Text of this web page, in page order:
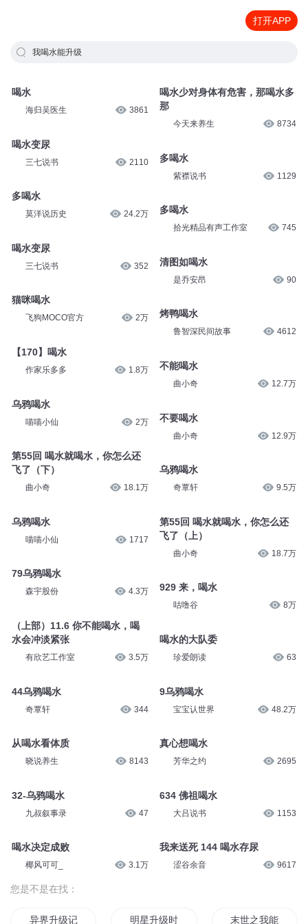
打开APP
我喝水能升级
喝水
海归吴医生 3861
喝水变尿
三七说书 2110
多喝水
莫洋说历史 24.2万
喝水变尿
三七说书 352
猫咪喝水
飞狗MOCO官方 2万
【170】喝水
作家乐多多 1.8万
乌鸦喝水
喵喵小仙 2万
第55回 喝水就喝水，你怎么还
飞了（下）
曲小奇 18.1万
乌鸦喝水
喵喵小仙 1717
79乌鸦喝水
森宇股份 4.3万
（上部）11.6 你不能喝水，喝
水会冲淡紧张
有欣艺工作室 3.5万
44乌鸦喝水
奇覃轩 344
从喝水看体质
晓说养生 8143
32-乌鸦喝水
九叔叙事录 47
喝水决定成败
椰风可可_ 3.1万
喝水少对身体有危害，那喝水多
那
今天来养生 8734
多喝水
紫襟说书 1129
多喝水
拾光精品有声工作室 745
清图如喝水
是乔安昂 90
烤鸭喝水
鲁智深民间故事 4612
不能喝水
曲小奇 12.7万
不要喝水
曲小奇 12.9万
乌鸦喝水
奇覃轩 9.5万
第55回 喝水就喝水，你怎么还
飞了（上）
曲小奇 18.7万
929 来，喝水
咕噜谷 8万
喝水的大队委
珍爱朗读 63
9乌鸦喝水
宝宝认世界 48.2万
真心想喝水
芳华之约 2695
634 佛祖喝水
大吕说书 1153
我来送死 144 喝水存尿
涩谷余音 9617
您是不是在找：
异界升级记 明星升级时代 末世之我能升级